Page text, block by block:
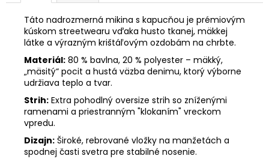
Táto nadrozmerná mikina s kapucňou je prémiovým
kúskom streetwearu vďaka husto tkanej, mäkkej
látke a výrazným krištáľovým ozdobám na chrbte.
Materiál: 80 % bavlna, 20 % polyester – mäkký,
„mäsitý“ pocit a hustá väzba denimu, ktorý výborne
udržiava teplo a tvar.
Strih: Extra pohodlný oversize strih so zníženými
ramenami a priestranným "klokaním" vreckom
vpredu.
Dizajn: Široké, rebrované vložky na manžetách a
spodnej časti svetra pre stabilné nosenie.